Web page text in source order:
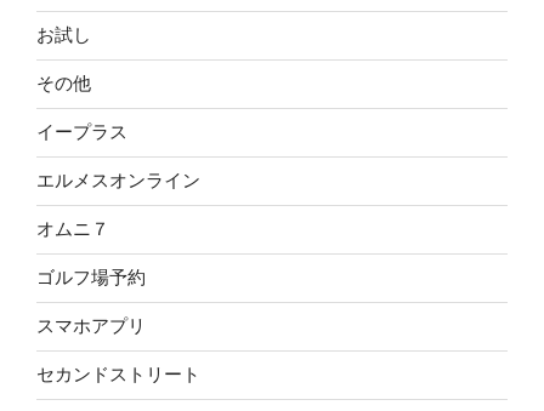
お試し
その他
イープラス
エルメスオンライン
オムニ７
ゴルフ場予約
スマホアプリ
セカンドストリート